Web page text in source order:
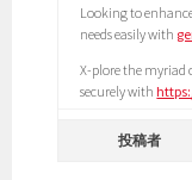
Looking to
needs easily with
X-plore the myriad
securely with
投稿者